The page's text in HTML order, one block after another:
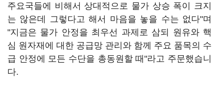
주요국들에 비해서 상대적으로 물가 상승 폭이 크지
는 않은데 그렇다고 해서 마음을 놓을 수는 없다"며
"지금은 물가 안정을 최우선 과제로 삼되 원유와 핵
심 원자재에 대한 공급망 관리와 함께 주요 품목의 수
급 안정에 모든 수단을 총동원할 때"라고 주문했습니
다.